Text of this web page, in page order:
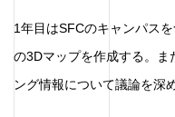
1年目はSFCのキャンパス
の3Dマップを作成する。
ング情報について議論を深